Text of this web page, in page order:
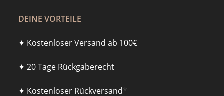
DEINE VORTEILE
✦ Kostenloser Versand ab 100€
✦ 20 Tage Rückgaberecht
✦ Kostenloser Rückversand*